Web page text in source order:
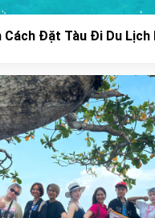
Cách Đặt Tàu Đi Du Lịch